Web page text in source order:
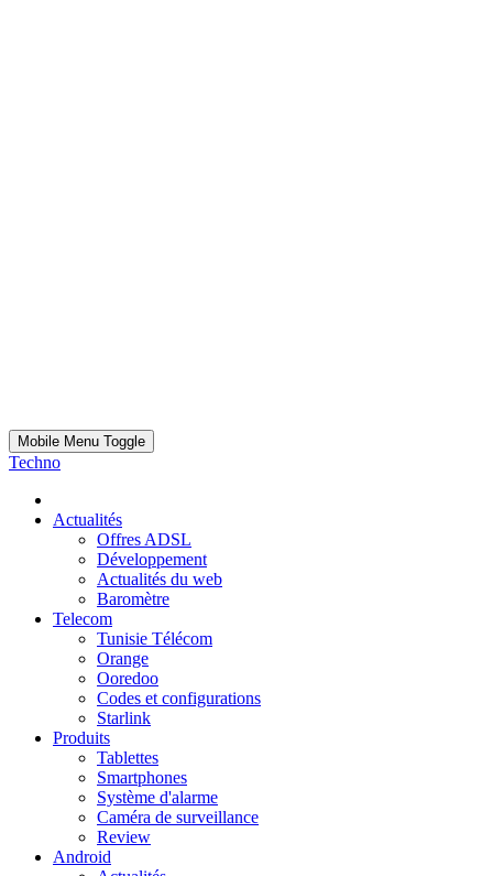
Mobile Menu Toggle
Techno
Actualités
Offres ADSL
Développement
Actualités du web
Baromètre
Telecom
Tunisie Télécom
Orange
Ooredoo
Codes et configurations
Starlink
Produits
Tablettes
Smartphones
Système d'alarme
Caméra de surveillance
Review
Android